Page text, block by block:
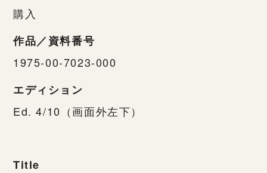
購入
作品／資料番号
1975-00-7023-000
エディション
Ed. 4/10（画面外左下）
Title